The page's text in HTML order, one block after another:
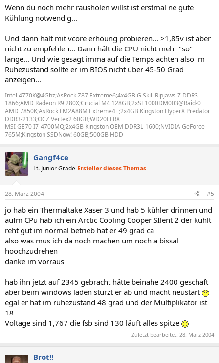
Wenn du noch mehr rausholen willst ist erstmal ne gute
Kühlung notwendig...
Und dann halt mit vcore erhöung probieren... >1,85v ist aber
nicht zu empfehlen... Dann hält die CPU nicht mehr "so"
lange... Und wie gesagt imma auf die Temps achten also im
Ruhezustand sollte er im BIOS nicht über 45-50 Grad
anzeigen...
Intel 4770K@4Ghz;AsRock Z87 Extreme6;4x4GB G.Skill Ripjaws-Z DDR3-
1866;AMD Radeon R9 280X;Crucial M4 128GB;2xST1000DM003@Raid-0
AMD 7850K;AsRock FM2A88M Extreme4+;2x4GB Kingston HyperX Predator
DDR3-2133;OCZ Vertex2 60GB;WD20EFRX
MSI GE70 I7-4700MQ;2x4GB Kingston OEM DDR3L-1600;NVIDIA GeForce
765M;Kingston SSDNow! 60GB;500GB HDD
Gangf4ce
Lt. Junior Grade Ersteller dieses Themas
28. März 2004 #5
jo hab ein Thermaltake Xaser 3 und hab 5 kühler drinnen und
aufm CPu hab ich ein Arctic Cooling Cooper SIlent 2 der kühlt
reht gut im normal betrieb hat er 49 grad ca
also was mus ich da noch machen um noch a bissal
hoochzudrehen
danke im vorraus
hab ihn jetzt auf 2345 gebracht hätte beinahe 2400 geschaft
aber beim windows laden stürzt er ab und macht neustart
egal er hat im ruhezustand 48 grad und der Multiplikator ist
18
Voltage sind 1,767 die fsb sind 130 läuft alles spitze
Zuletzt bearbeitet: 28. März 2004
Brot!!